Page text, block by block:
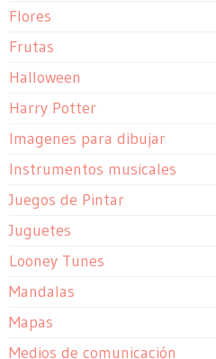
Flores
Frutas
Halloween
Harry Potter
Imagenes para dibujar
Instrumentos musicales
Juegos de Pintar
Juguetes
Looney Tunes
Mandalas
Mapas
Medios de comunicación